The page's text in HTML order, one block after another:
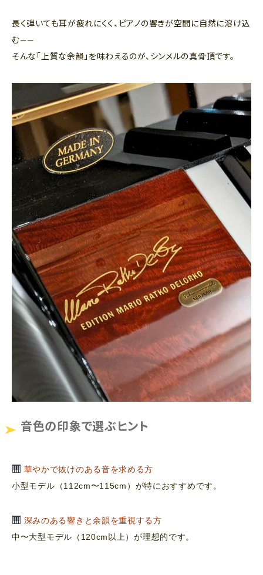
長く弾いても耳が疲れにくく、ピアノの響きが空間に自然に溶け込
む——
そんな「上質な余韻」を味わえるのが、シンメルの真骨頂です。
音色の印象で選ぶヒント
華やかで抜けのある音を求める方
小型モデル（112cm〜115cm）が特におすすめです。
深みのある響きと余韻を重視する方
中〜大型モデル（120cm以上）が理想的です。